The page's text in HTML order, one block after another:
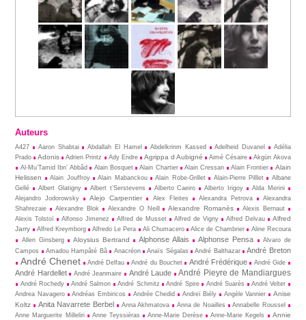
Auteurs
A427 Aaron Shabtai Abdallah El Hamel Abdelkrinm Kassed Adelheid Duvanel
Adélia
Prado
Adonis Adrien Printz Ady Endre Agrippa d Aubigné Aimé Césaire
Akgün Akova
Al-Mu’Tamid Ibn’ Abbâd
Alain Bosquet Alain Chartier Alain Cressan Alain Frontier
Alain
Helissen
Alain Jouffroy Alain Mabanckou Alain Robe-Grillet Alain-Pierre Pilllet
Albane
Gellé
Albert Glatigny Albert t’Serstevens Alberto Caeiro Alberto Irigoy
Alda Merini
Alejandro Jodorowsky
Alejo Carpentier Alex Fleites Alexandra Petrova
Alexandra
Shahrezaie
Alexandre Blok Alexandre O Neill Alexandre Romanès
Alexis Bernaut
Alexis Tolstoï
Alfonso Jimenez Alfred de Musset Alfred de Vigny Alfred Delvau
Alfred
Jarry
Alfred Kreymborg Alfredo Le Pera Ali Chumacero Alice de Chambrier
Aline Recoura
Allen Ginsberg
Aloysius Bertrand Alphonse Allais Alphonse Pensa
Alvaro de
Campos
Amadou Hampâté Bâ Anacréon Anaïs Ségalas André Balthazar André Breton
André Chenet André Delfau André du Bouchet André Frédérique André Gide
André Hardellet André Jeanmaire André Laude André Pieyre de Mandiargues
André Rochedy André Salmon André Schmitz André Spire André Suarès
André Velter
Andrea Navagero
Andréas Embiricos Andrée Chedid Andreï Biély Angèle Vannier
Anise
Koltz
Anita Navarrete Berbel Anna Akhmatova Anna de Noailles
Annabelle Roussel
Anne Marguerite Milleliri
Anne Teyssiéras Anne-Marie Derèse Anne-Marie Kegels
Annie